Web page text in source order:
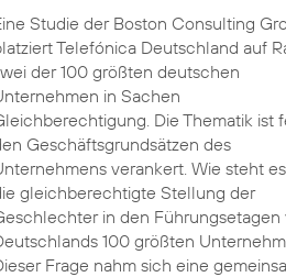
Studie der Boston Consulting
Telefónica Deutschland auf
der 100 größten deutschen
in Sachen
Die Thematik ist
Geschäftsgrundsätzen des
verankert. Wie steht
gleichberechtigte Stellung der
in den Führungsetagen
100 größten
Frage nahm sich eine